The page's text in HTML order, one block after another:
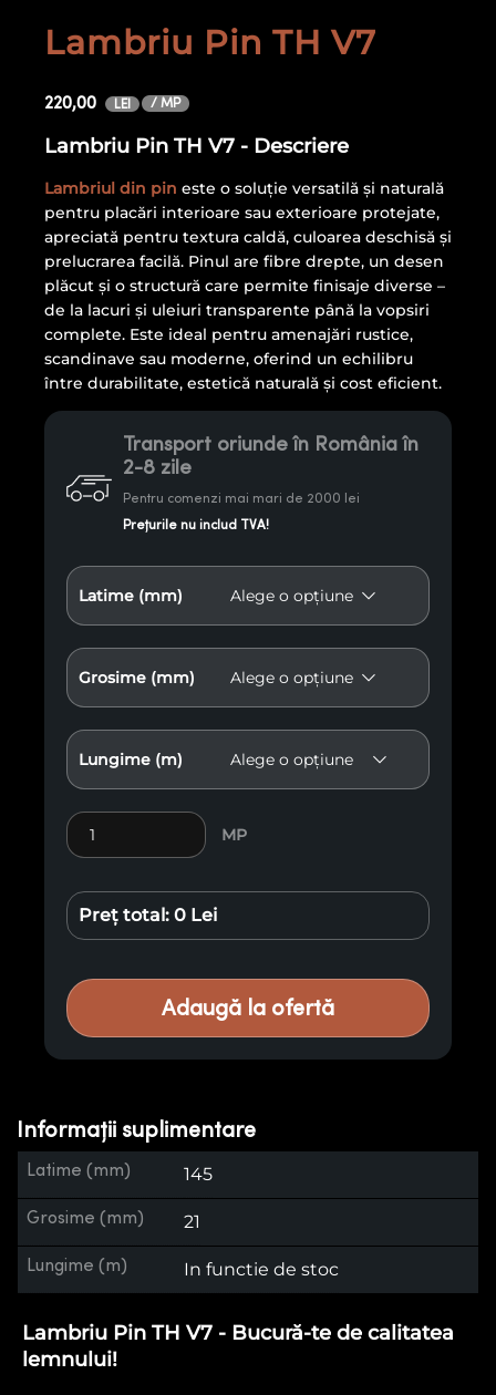
Lambriu Pin TH V7
220,00 LEI / MP
Lambriu Pin TH V7 - Descriere
Lambriul din pin este o soluție versatilă și naturală
pentru placări interioare sau exterioare protejate,
apreciată pentru textura caldă, culoarea deschisă și
prelucrarea facilă. Pinul are fibre drepte, un desen
plăcut și o structură care permite finisaje diverse –
de la lacuri și uleiuri transparente până la vopsiri
complete. Este ideal pentru amenajări rustice,
scandinave sau moderne, oferind un echilibru
între durabilitate, estetică naturală și cost eficient.
Transport oriunde în România în
2-8 zile
Pentru comenzi mai mari de 2000 lei
Prețurile nu includ TVA!
Latime (mm)
Grosime (mm)
Lungime (m)
Cantitate Lambriu Pin TH V7
MP
Preț total: 0 Lei
Adaugă la ofertă
Informații suplimentare
Latime (mm) 145
Grosime (mm) 21
Lungime (m) In functie de stoc
Lambriu Pin TH V7 - Bucură-te de calitatea
lemnului!